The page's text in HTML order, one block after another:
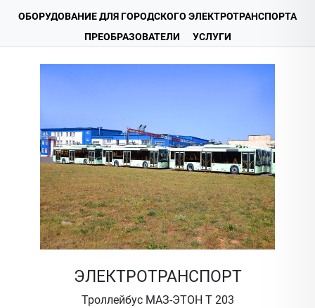
ОБОРУДОВАНИЕ ДЛЯ ГОРОДСКОГО ЭЛЕКТРОТРАНСПОРТА
ПРЕОБРАЗОВАТЕЛИ
УСЛУГИ
ЭЛЕКТРОТРАНСПОРТ
Троллейбус МАЗ-ЭТОН Т 203